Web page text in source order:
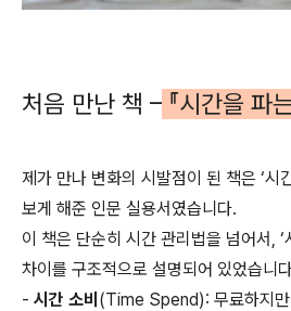
처음 만난 책 – 『시간을 파
제가 만나 변화의 시발점이 된 책은 ‘시
보게 해준 인문 실용서였습니다.
이 책은 단순히 시간 관리법을 넘어서, ‘
차이를 구조적으로 설명되어 있었습니
- 시간 소비 (Time Spend): 무료하지만